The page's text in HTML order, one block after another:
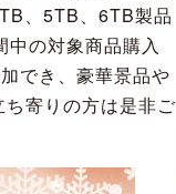
、5TB、6TB製品
の対象商品購入
でき、豪華景品や
寄りの方は是非ご